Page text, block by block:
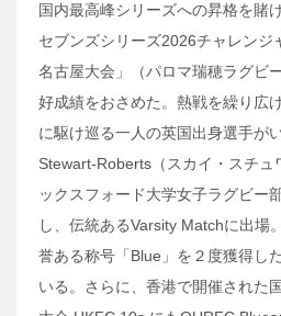
国内最高峰シリーズへの昇格を賭
セブンズシリーズ2026チャレンジ
名古屋大会」（パロマ瑞穂ラグビ
好成績をおさめた。熱戦を繰り広
に駆け巡る一人の英国出身選手が
Stewart-Roberts（スカイ・スチュ
ックスフォード大学女子ラグビー
し、伝統あるVarsity Matchに出場
誉ある称号「Blue」を２度獲得し
いる。さらに、香港で開催された